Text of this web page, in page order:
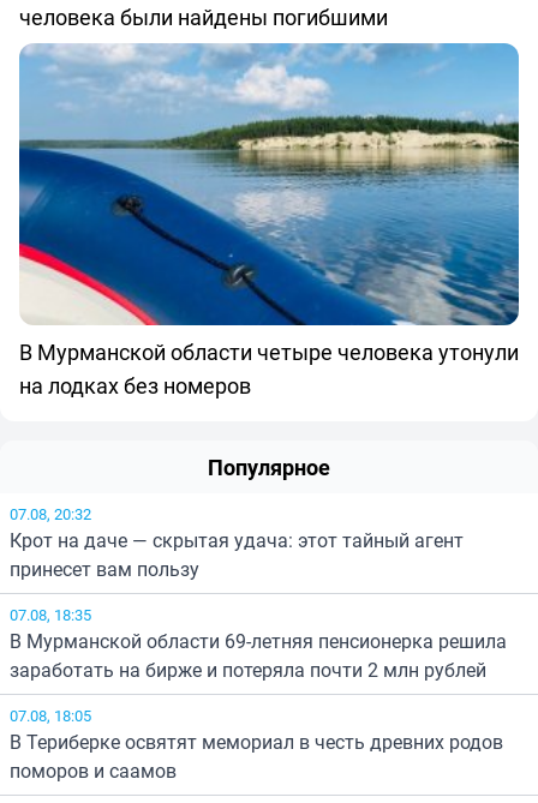
человека были найдены погибшими
В Мурманской области четыре человека утонули
на лодках без номеров
Популярное
07.08, 20:32
Крот на даче — скрытая удача: этот тайный агент
принесет вам пользу
07.08, 18:35
В Мурманской области 69-летняя пенсионерка решила
заработать на бирже и потеряла почти 2 млн рублей
07.08, 18:05
В Териберке освятят мемориал в честь древних родов
поморов и саамов